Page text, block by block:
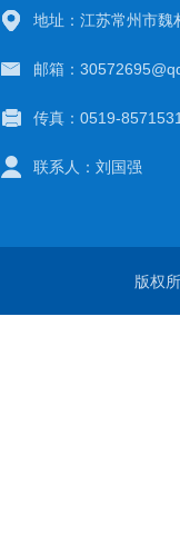
地址：江苏常州市魏
邮箱：
传真：0519-
联系人：刘国强
版权